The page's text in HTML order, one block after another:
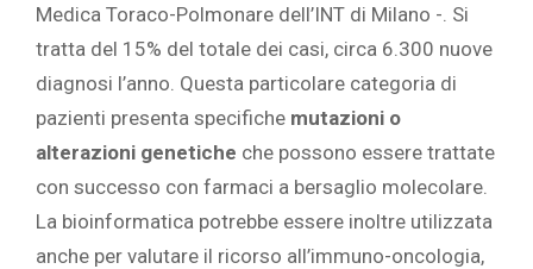
Medica Toraco-Polmonare dell’INT di Milano -. Si
tratta del 15% del totale dei casi, circa 6.300 nuove
diagnosi l’anno. Questa particolare categoria di
pazienti presenta specifiche mutazioni o
alterazioni genetiche che possono essere trattate
con successo con farmaci a bersaglio molecolare.
La bioinformatica potrebbe essere inoltre utilizzata
anche per valutare il ricorso all’immuno-oncologia,